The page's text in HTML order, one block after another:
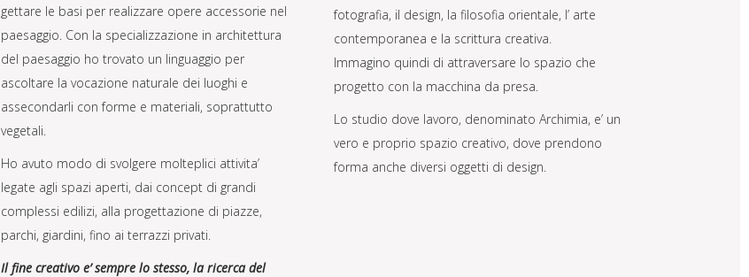
gettare le basi per realizzare opere accessorie nel
paesaggio. Con la specializzazione in architettura
del paesaggio ho trovato un linguaggio per
ascoltare la vocazione naturale dei luoghi e
assecondarli con forme e materiali, soprattutto
vegetali.
Ho avuto modo di svolgere molteplici attivita’
legate agli spazi aperti, dai concept di grandi
complessi edilizi, alla progettazione di piazze,
parchi, giardini, fino ai terrazzi privati.
Il fine creativo e’ sempre lo stesso, la ricerca del
fotografia, il design, la filosofia orientale, l’ arte
contemporanea e la scrittura creativa.
Immagino quindi di attraversare lo spazio che
progetto con la macchina da presa.
Lo studio dove lavoro, denominato Archimia, e’ un
vero e proprio spazio creativo, dove prendono
forma anche diversi oggetti di design.